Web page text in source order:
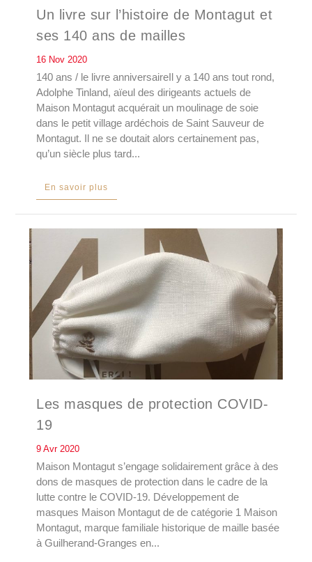
Un livre sur l’histoire de Montagut et
ses 140 ans de mailles
16 Nov 2020
140 ans / le livre anniversaireIl y a 140 ans tout rond,
Adolphe Tinland, aïeul des dirigeants actuels de
Maison Montagut acquérait un moulinage de soie
dans le petit village ardéchois de Saint Sauveur de
Montagut. Il ne se doutait alors certainement pas,
qu’un siècle plus tard...
En savoir plus
Les masques de protection COVID-
19
9 Avr 2020
Maison Montagut s’engage solidairement grâce à des
dons de masques de protection dans le cadre de la
lutte contre le COVID-19. Développement de
masques Maison Montagut de de catégorie 1 Maison
Montagut, marque familiale historique de maille basée
à Guilherand-Granges en...